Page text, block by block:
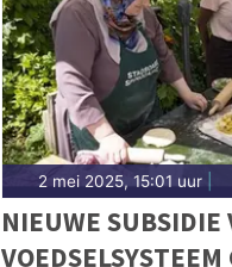
2 mei 2025, 15:01 uur|
NIEUWE SUBSIDIE